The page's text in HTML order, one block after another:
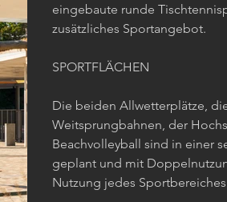
eingebaute runde
zusätzliches Sportangebot.
SPORTFLÄCHEN
Die beiden Allwetterplätze,
Weitsprungbahnen, der
Beachvolleyball sind in einer
geplant und mit
Nutzung jedes